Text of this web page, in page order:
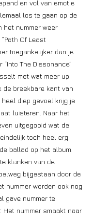
en vol van emotie
los te gaan op de
het nummer weer
Of Least
toegankelijker dan je
The Dissonance”
met wat meer up
de breekbare kant van
heel diep gevoel krijg je
luisteren. Naar het
uitgegooid wat de
toch heel erg
ballad op het album.
klanken van de
bijgestaan door de
nummer worden ook nog
gave nummer te
Het nummer smaakt naar